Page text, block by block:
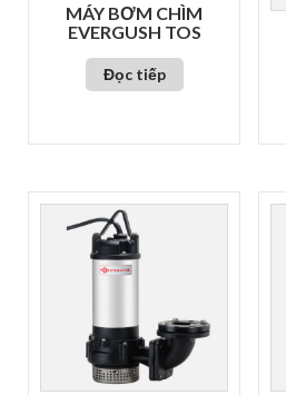
MÁY BƠM CHÌM
EVERGUSH TOS
Đọc tiếp